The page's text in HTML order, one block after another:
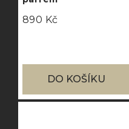
890 Kč
DO KOŠÍKU